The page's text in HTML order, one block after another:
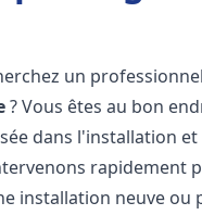
un
? Vous êtes au bon
dans l'installation
rapidement
installation neuve ou